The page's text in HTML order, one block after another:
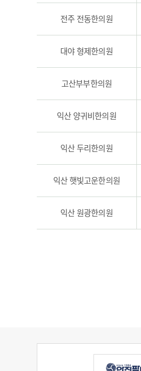
전주 전동한의원
대야 형제한의원
고산부부한의원
익산 양귀비한의원
익산 두리한의원
익산 햇빛고운한의원
익산 원광한의원